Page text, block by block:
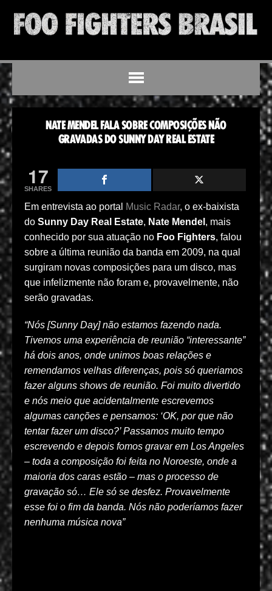
NATE MENDEL FALA SOBRE COMPOSIÇÕES NÃO
GRAVADAS DO SUNNY DAY REAL ESTATE
17
SHARES
Em entrevista ao portal Music Radar, o ex-baixista
do Sunny Day Real Estate, Nate Mendel , mais
conhecido por sua atuação no Foo Fighters, falou
sobre a última reunião da banda em 2009, na qual
surgiram novas composições para um disco, mas
que infelizmente não foram e, provavelmente, não
serão gravadas.
“Nós [Sunny Day] não estamos fazendo nada.
Tivemos uma experiência de reunião “interessante”
há dois anos, onde unimos boas relações e
remendamos velhas diferenças, pois só queriamos
fazer alguns shows de reunião. Foi muito divertido
e nós meio que acidentalmente escrevemos
algumas canções e pensamos: ‘OK, por que não
tentar fazer um disco?’ Passamos muito tempo
escrevendo e depois fomos gravar em Los Angeles
– toda a composição foi feita no Noroeste, onde a
maioria dos caras estão – mas o processo de
gravação só… Ele só se desfez. Provavelmente
esse foi o fim da banda. Nós não poderíamos fazer
nenhuma música nova”